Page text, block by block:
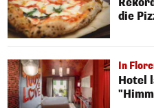
die
In
Hotel